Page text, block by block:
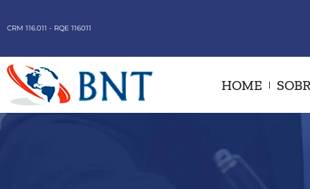
CRM 116.011 - RQE 116011
HOME